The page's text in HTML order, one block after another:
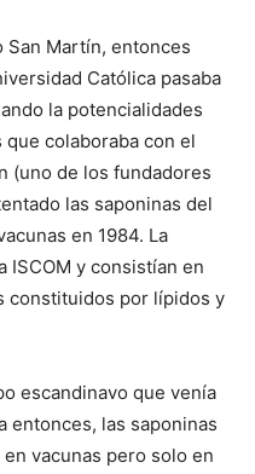
San Martín, entonces
Católica pasaba
la potencialidades
colaboraba con el
(uno de los fundadores
las saponinas del
en 1984. La
ISCOM y consistían en
constituidos por lípidos y
escandinavo que venía
entonces, las saponinas
vacunas pero solo en